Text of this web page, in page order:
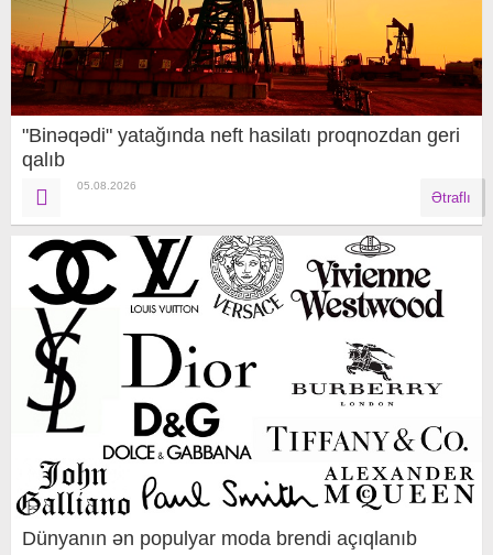
"Binəqədi" yatağında neft hasilatı proqnozdan geri
qalıb
05.08.2026
Ətraflı
Dünyanın ən populyar moda brendi açıqlanıb